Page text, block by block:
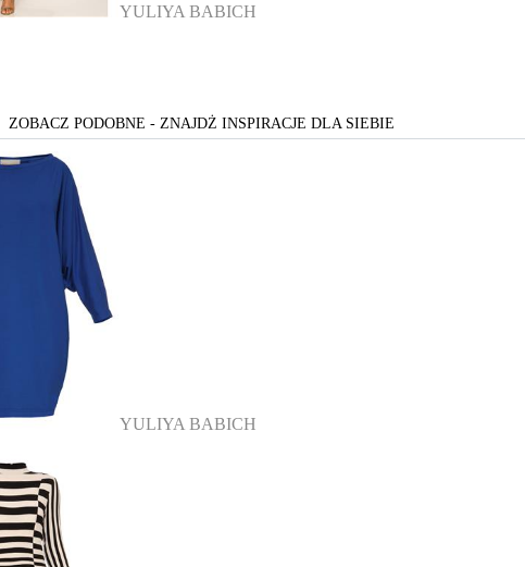
YULIYA BABICH
ZOBACZ PODOBNE - ZNAJDŻ INSPIRACJE DLA SIEBIE
YULIYA BABICH